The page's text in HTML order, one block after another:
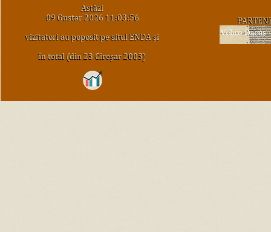
Astăzi
09 Gustar 2026 11:03:56
vizitatori au poposit pe situl ENDA şi
în total (din 23 Cireşar 2003)